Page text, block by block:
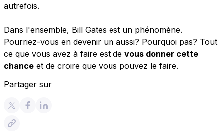
autrefois.
Dans l'ensemble, Bill Gates est un phénomène.
Pourriez-vous en devenir un aussi? Pourquoi pas? Tout
ce que vous avez à faire est de vous donner cette
chance et de croire que vous pouvez le faire.
Partager sur